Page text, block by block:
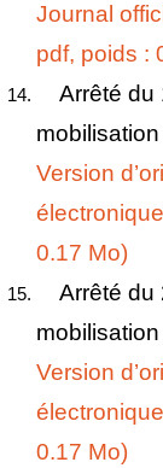
Journal
pdf, poids :
Arrêté du
Version
0.17 Mo)
Arrêté du
Version
0.17 Mo)